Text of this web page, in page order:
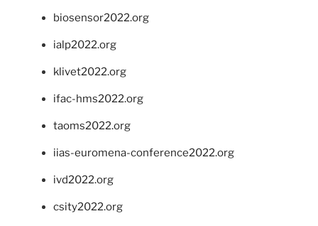
biosensor2022.org
ialp2022.org
klivet2022.org
ifac-hms2022.org
taoms2022.org
iias-euromena-conference2022.org
ivd2022.org
csity2022.org